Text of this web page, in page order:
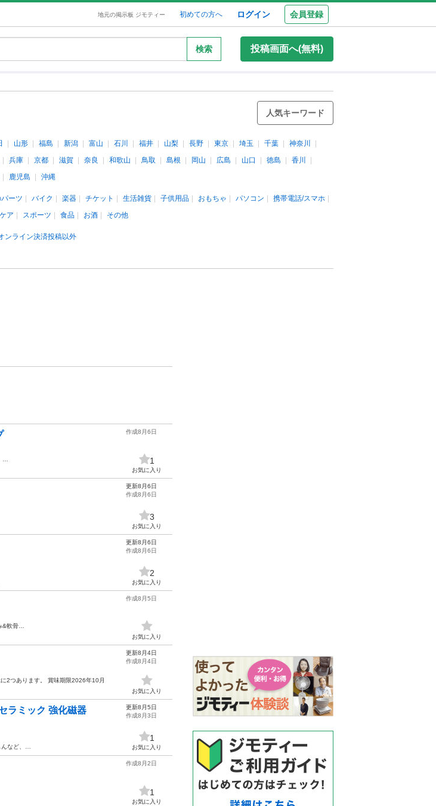
地元の掲示板 ジモティー 初めての方へ ログイン 会員登録
検索 投稿画面へ(無料)
人気キーワード
山形 福島 新潟 富山 石川 福井 山梨 長野 東京 埼玉 千葉
神奈川
兵庫 京都 滋賀 奈良 和歌山 鳥取 島根 岡山 広島 山口 徳島
香川
鹿児島 沖縄
ーツ バイク 楽器 チケット 生活雑貨 子供用品 おもちゃ パソコン
携帯電話/スマホ
ア スポーツ 食品 お酒 その他
ンライン決済投稿以外
…
作成8月6日
1
お気に入り
更新8月6日
作成8月6日
3
お気に入り
更新8月6日
作成8月6日
2
お気に入り
骨…
作成8月5日
お気に入り
2つあります。 賞味期限2026年10月
更新8月4日
作成8月4日
お気に入り
ラミック 強化磁器
など、…
更新8月5日
作成8月3日
1
お気に入り
作成8月2日
1
お気に入り